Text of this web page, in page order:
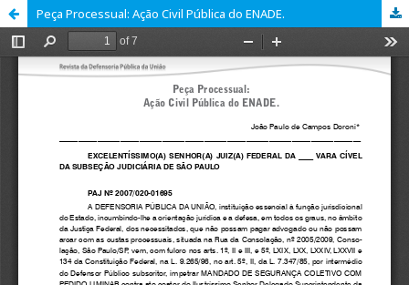
Peça Processual: Ação Civil Pública do ENADE.